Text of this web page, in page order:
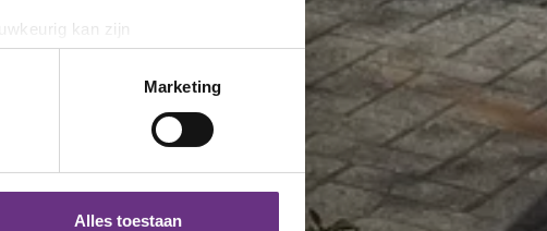
kan zijn
(fingerprinting)
in het
detailgedeeltein. U kunt uw
onze partners voor social
informatie die u aan ze heeft
Marketing
Alles toestaan